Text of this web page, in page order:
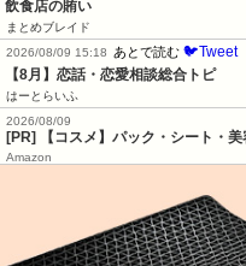
飲食店の賄い
まとめブレイド
2026/08/09 15:18
あとで読む 🐦Tweet
【8月】恋話・恋愛相談総合トピ
はーとらいふ
2026/08/09
[PR] 【コスメ】パック・シート・
Amazon